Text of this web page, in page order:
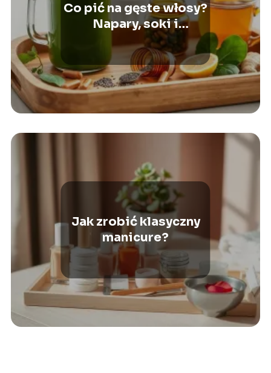
Co pić na gęste włosy?
Napary, soki i
suplementy
Jak zrobić klasyczny
manicure?